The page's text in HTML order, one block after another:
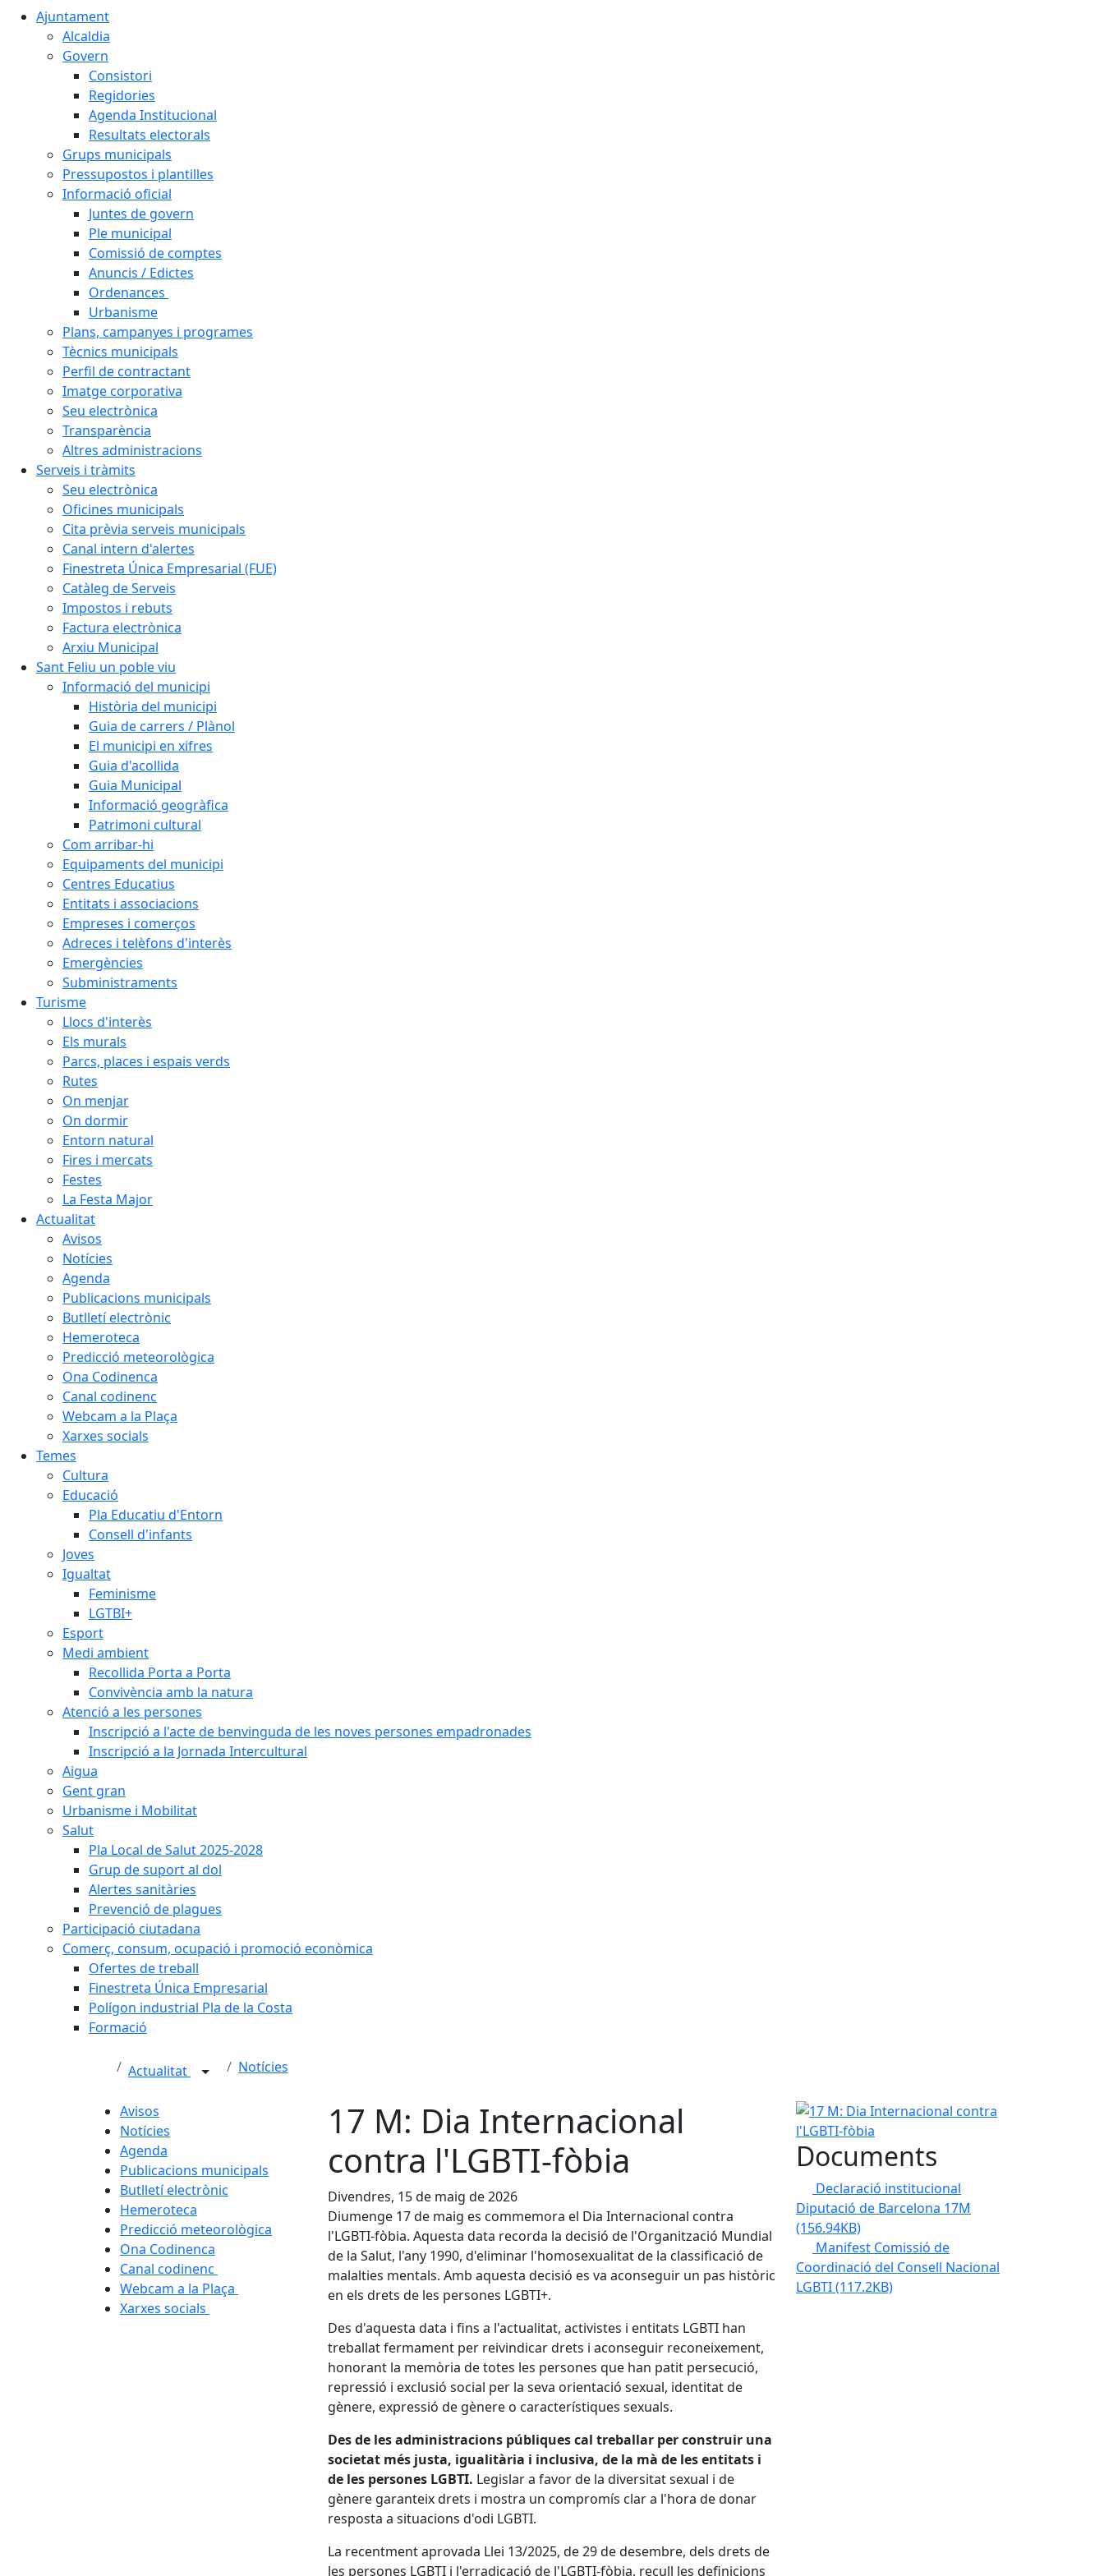
Ajuntament
Alcaldia
Govern
Consistori
Regidories
Agenda Institucional
Resultats electorals
Grups municipals
Pressupostos i plantilles
Informació oficial
Juntes de govern
Ple municipal
Comissió de comptes
Anuncis / Edictes
Ordenances
Urbanisme
Plans, campanyes i programes
Tècnics municipals
Perfil de contractant
Imatge corporativa
Seu electrònica
Transparència
Altres administracions
Serveis i tràmits
Seu electrònica
Oficines municipals
Cita prèvia serveis municipals
Canal intern d'alertes
Finestreta Única Empresarial (FUE)
Catàleg de Serveis
Impostos i rebuts
Factura electrònica
Arxiu Municipal
Sant Feliu un poble viu
Informació del municipi
Història del municipi
Guia de carrers / Plànol
El municipi en xifres
Guia d'acollida
Guia Municipal
Informació geogràfica
Patrimoni cultural
Com arribar-hi
Equipaments del municipi
Centres Educatius
Entitats i associacions
Empreses i comerços
Adreces i telèfons d'interès
Emergències
Subministraments
Turisme
Llocs d'interès
Els murals
Parcs, places i espais verds
Rutes
On menjar
On dormir
Entorn natural
Fires i mercats
Festes
La Festa Major
Actualitat
Avisos
Notícies
Agenda
Publicacions municipals
Butlletí electrònic
Hemeroteca
Predicció meteorològica
Ona Codinenca
Canal codinenc
Webcam a la Plaça
Xarxes socials
Temes
Cultura
Educació
Pla Educatiu d'Entorn
Consell d'infants
Joves
Igualtat
Feminisme
LGTBI+
Esport
Medi ambient
Recollida Porta a Porta
Convivència amb la natura
Atenció a les persones
Inscripció a l'acte de benvinguda de les noves persones empadronades
Inscripció a la Jornada Intercultural
Aigua
Gent gran
Urbanisme i Mobilitat
Salut
Pla Local de Salut 2025-2028
Grup de suport al dol
Alertes sanitàries
Prevenció de plagues
Participació ciutadana
Comerç, consum, ocupació i promoció econòmica
Ofertes de treball
Finestreta Única Empresarial
Polígon industrial Pla de la Costa
Formació
Actualitat Notícies
Avisos
Notícies
Agenda
Publicacions municipals
Butlletí electrònic
Hemeroteca
Predicció meteorològica
Ona Codinenca
Canal codinenc
Webcam a la Plaça
Xarxes socials
17 M: Dia Internacional
contra l'LGBTI-fòbia
Divendres, 15 de maig de 2026
Diumenge 17 de maig es commemora el Dia Internacional contra
l'LGBTI-fòbia. Aquesta data recorda la decisió de l'Organització Mundial
de la Salut, l'any 1990, d'eliminar l'homosexualitat de la classificació de
malalties mentals. Amb aquesta decisió es va aconseguir un pas històric
en els drets de les persones LGBTI+.
Des d'aquesta data i fins a l'actualitat, activistes i entitats LGBTI han
treballat fermament per reivindicar drets i aconseguir reconeixement,
honorant la memòria de totes les persones que han patit persecució,
repressió i exclusió social per la seva orientació sexual, identitat de
gènere, expressió de gènere o característiques sexuals.
Des de les administracions públiques cal treballar per construir una
societat més justa, igualitària i inclusiva, de la mà de les entitats i
de les persones LGBTI. Legislar a favor de la diversitat sexual i de
gènere garanteix drets i mostra un compromís clar a l'hora de donar
resposta a situacions d'odi LGBTI.
La recentment aprovada Llei 13/2025, de 29 de desembre, dels drets de
les persones LGBTI i l'erradicació de l'LGBTI-fòbia, recull les definicions
17 M: Dia Internacional contra l'LGBTI-fòbia
Documents
Declaració institucional
Diputació de Barcelona 17M
(156.94KB)
Manifest Comissió de
Coordinació del Consell Nacional
LGBTI(117.2KB)